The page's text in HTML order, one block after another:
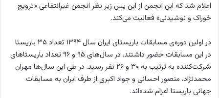
اعلام شد که این انجمن از این پس زیر نظر انجمن غیرانتفاعی «ترویج
خوراک و نوشیدنی» فعالیت می‌کند.
در اولین دوره‌ی مسابقات باریستای ایران سال ۱۳۹۴ تعداد ۳۵ باریستا
در این مسابقات حضور داشتند. در سال‌های ۹۵ و ۹۶ تعداد باریستاهای
شرکت‌کننده به ترتیب به ۳۰ و ۲۶ نفر رسید. در طی این سال‌ها مهران
محمدنژاد، منصور احسانی و جواد اکبری از طرف ایران به مسابقات
جهانی باریستا اعزام شده‌اند.